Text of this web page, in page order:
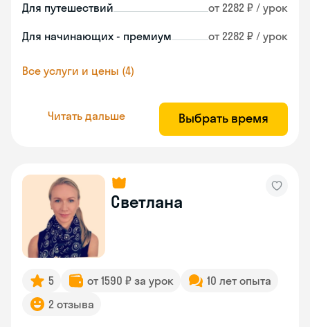
Для путешествий от 2282 ₽ / урок
Для начинающих - премиум от 2282 ₽ / урок
Все услуги и цены (4)
Читать дальше Выбрать время
Светлана
5 от 1590 ₽ за урок
10 лет опыта
2 отзыва